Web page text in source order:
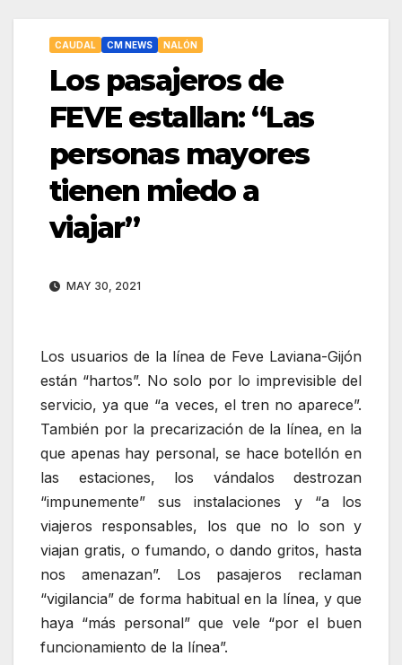
CAUDAL CM NEWS NALÓN
Los pasajeros de
FEVE estallan: “Las
personas mayores
tienen miedo a
viajar”
MAY 30, 2021
Los usuarios de la línea de Feve Laviana-Gijón
están “hartos”. No solo por lo imprevisible del
servicio, ya que “a veces, el tren no aparece”.
También por la precarización de la línea, en la
que apenas hay personal, se hace botellón en
las estaciones, los vándalos destrozan
“impunemente” sus instalaciones y “a los
viajeros responsables, los que no lo son y
viajan gratis, o fumando, o dando gritos, hasta
nos amenazan”. Los pasajeros reclaman
“vigilancia” de forma habitual en la línea, y que
haya “más personal” que vele “por el buen
funcionamiento de la línea”.